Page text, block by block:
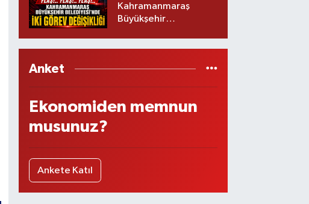
Kahramanmaraş
Büyükşehir
Anket
Ekonomiden memnun
musunuz?
Ankete Katıl